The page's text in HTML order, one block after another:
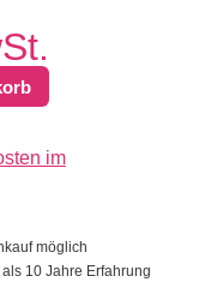
im
möglich
als 10 Jahre Erfahrung